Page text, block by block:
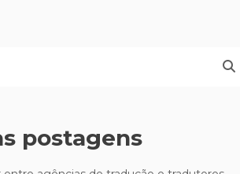
postagens